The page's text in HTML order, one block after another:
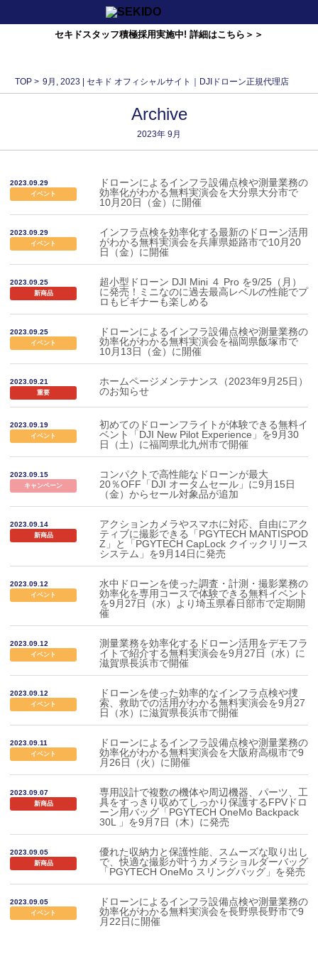
セキドスタッフ積極採用実施中! 詳細はこちら＞＞
TOP > 9月, 2023 | セキド オフィシャルサイト｜DJIドローン正規代理店
Archive
2023年 9月
2023.09.29
イベント
ドローンによるインフラ設備点検や測量業務の
効率化がわかる無料実演会を大分県大分市で
10月20日（金）に開催
2023.09.29
イベント
インフラ点検を効率化する最新のドローン活用
がわかる無料実演会を兵庫県姫路市で10月20
日（金）に開催
2023.09.25
新商品
超小型ドローン DJI Mini ４ Pro を9/25（月）
に発売！ミニなのに過去最高レベルの性能でプ
ロもビギナーも楽しめる
2023.09.25
イベント
ドローンによるインフラ設備点検や測量業務の
効率化がわかる無料実演会を福岡県飯塚市で
10月13日（金）に開催
2023.09.21
重要
ホームページメンテナンス（2023年9月25日）
のお知らせ
2023.09.19
イベント
初めてのドローンフライトが体験できる無料イ
ベント「DJI New Pilot Experience」を9月30
日（土）に福岡県北九州市で開催
2023.09.15
キャンペーン
コンパクトで高性能なドローンが最大
20％OFF「DJI オータムセール」に9月15日
（金）からセール対象品が追加
2023.09.14
新商品
アクションカメラやスマホに対応、自由にアク
ティブに撮影できる「PGYTECH MANTISPOD
Z」と「PGYTECH CapLock クイックリリース
システム」を9月14日に発売
2023.09.12
イベント
水中ドローンを使った調査・計測・撮影業務の
効率化を専用コースで体験できる無料イベント
を9月27日（水）より埼玉県春日部市で定期開
催
2023.09.12
イベント
測量業務を効率化するドローン活用をデモフラ
イトで紹介する無料実演会を9月27日（水）に
滋賀県長浜市で開催
2023.09.12
イベント
ドローンを使った効率的なインフラ点検や捜
索、救助での活用がわかる無料実演会を9月27
日（水）に滋賀県長浜市で開催
2023.09.11
イベント
ドローンによるインフラ設備点検や測量業務の
効率化がわかる無料実演会を大阪府高槻市で9
月26日（火）に開催
2023.09.07
新商品
専用設計で複数の機体や周辺機器、パーツ、工
具をすっきり収めてしっかり保護するFPVドロ
ーン用バッグ「PGYTECH OneMo Backpack
30L 」を9月7日（木）に発売
2023.09.05
新商品
優れた収納力と保護性能、スムーズな取り出し
で、快適な撮影が叶うカメラショルダーバッグ
「PGYTECH OneMo スリングバッグ」を発売
2023.09.05
イベント
ドローンによるインフラ設備点検や測量業務の
効率化がわかる無料実演会を長野県長野市で9
月22日に開催